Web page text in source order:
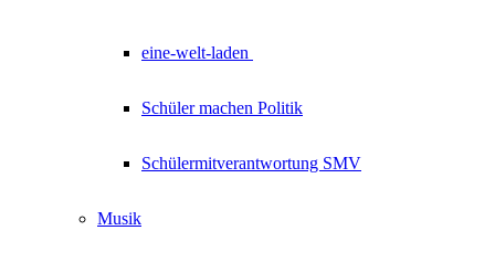
eine-welt-laden
Schüler machen Politik
Schülermitverantwortung SMV
Musik